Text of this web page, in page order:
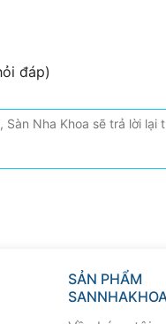
đáp)
SẢN PHẨM